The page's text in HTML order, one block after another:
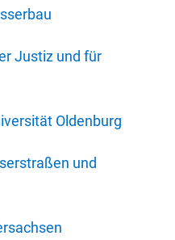
Justiz und für
Oldenburg
und